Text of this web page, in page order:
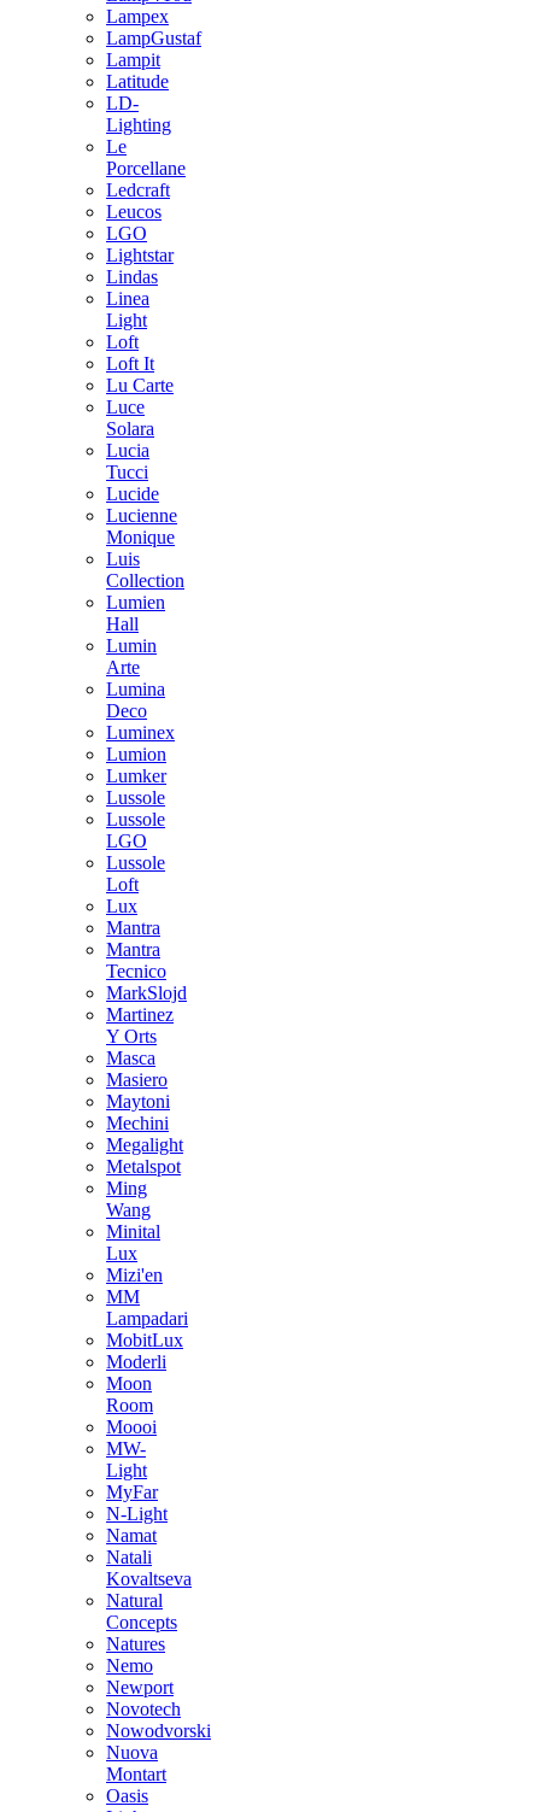
Lampex
LampGustaf
Lampit
Latitude
LD-
Lighting
Le
Porcellane
Ledcraft
Leucos
LGO
Lightstar
Lindas
Linea
Light
Loft
Loft It
Lu Carte
Luce
Solara
Lucia
Tucci
Lucide
Lucienne
Monique
Luis
Collection
Lumien
Hall
Lumin
Arte
Lumina
Deco
Luminex
Lumion
Lumker
Lussole
Lussole
LGO
Lussole
Loft
Lux
Mantra
Mantra
Tecnico
MarkSlojd
Martinez
Y Orts
Masca
Masiero
Maytoni
Mechini
Megalight
Metalspot
Ming
Wang
Minital
Lux
Mizi'en
MM
Lampadari
MobitLux
Moderli
Moon
Room
Moooi
MW-
Light
MyFar
N-Light
Namat
Natali
Kovaltseva
Natural
Concepts
Natures
Nemo
Newport
Novotech
Nowodvorski
Nuova
Montart
Oasis